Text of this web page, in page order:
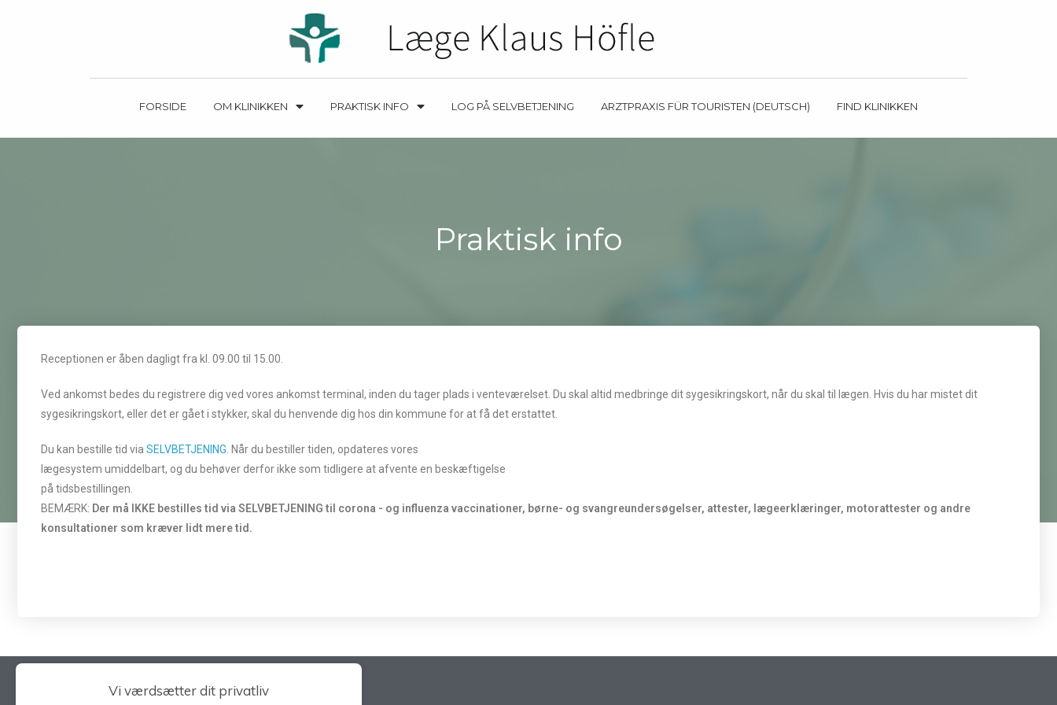
FORSIDE OM KLINIKKEN PRAKTISK INFO LOG PÅ SELVBETJENING ARZTPRAXIS FÜR TOURISTEN (DEUTSCH) FIND KLINIKKEN
Praktisk info
Receptionen er åben dagligt fra kl. 09.00 til 15.00.
Ved ankomst bedes du registrere dig ved vores ankomst terminal, inden du tager plads i venteværelset. Du skal altid medbringe dit sygesikringskort, når du skal til lægen. Hvis du har mistet dit
sygesikringskort, eller det er gået i stykker, skal du henvende dig hos din kommune for at få det erstattet.
Du kan bestille tid via SELVBETJENING. Når du bestiller tiden, opdateres vores
lægesystem umiddelbart, og du behøver derfor ikke som tidligere at afvente en beskæftigelse
på tidsbestillingen.
BEMÆRK: Der må IKKE bestilles tid via SELVBETJENING til corona - og influenza vaccinationer, børne- og svangreundersøgelser, attester, lægeerklæringer, motorattester og andre
konsultationer som kræver lidt mere tid.
Vi værdsætter dit privatliv